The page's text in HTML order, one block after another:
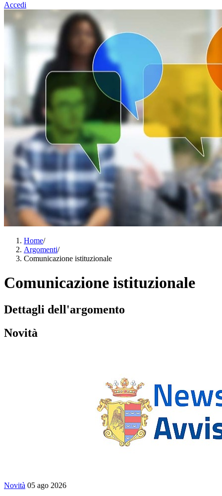
Accedi
Home/
Argomenti/
Comunicazione istituzionale
Comunicazione istituzionale
Dettagli dell'argomento
Novità
Novità 05 ago 2026